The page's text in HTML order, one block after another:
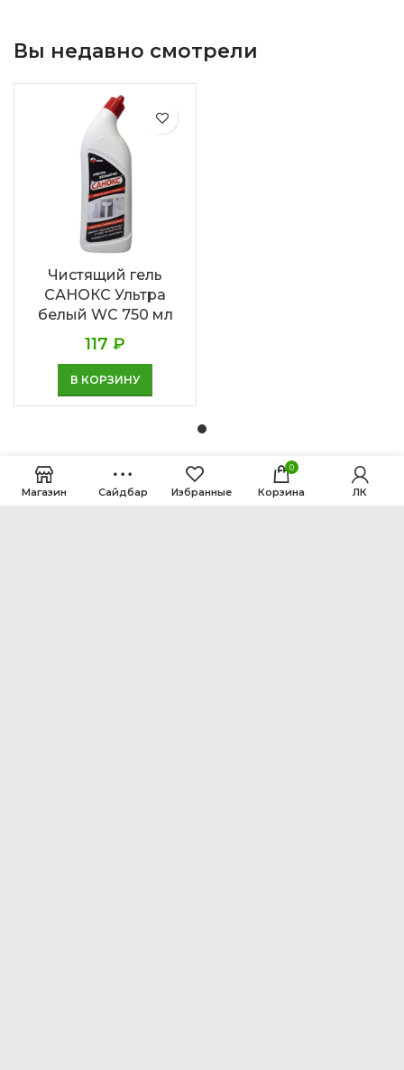
Вы недавно смотрели
Чистящий гель
САНОКС Ультра
белый WC 750 мл
117 ₽
В КОРЗИНУ
Магазин Сайдбар Избранные
0
Корзина ЛК